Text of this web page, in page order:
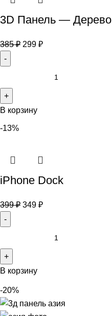
3D Панель — Дерево
385₽ 299 ₽
В корзину
-13%
iPhone Dock
399₽ 349 ₽
В корзину
-20%